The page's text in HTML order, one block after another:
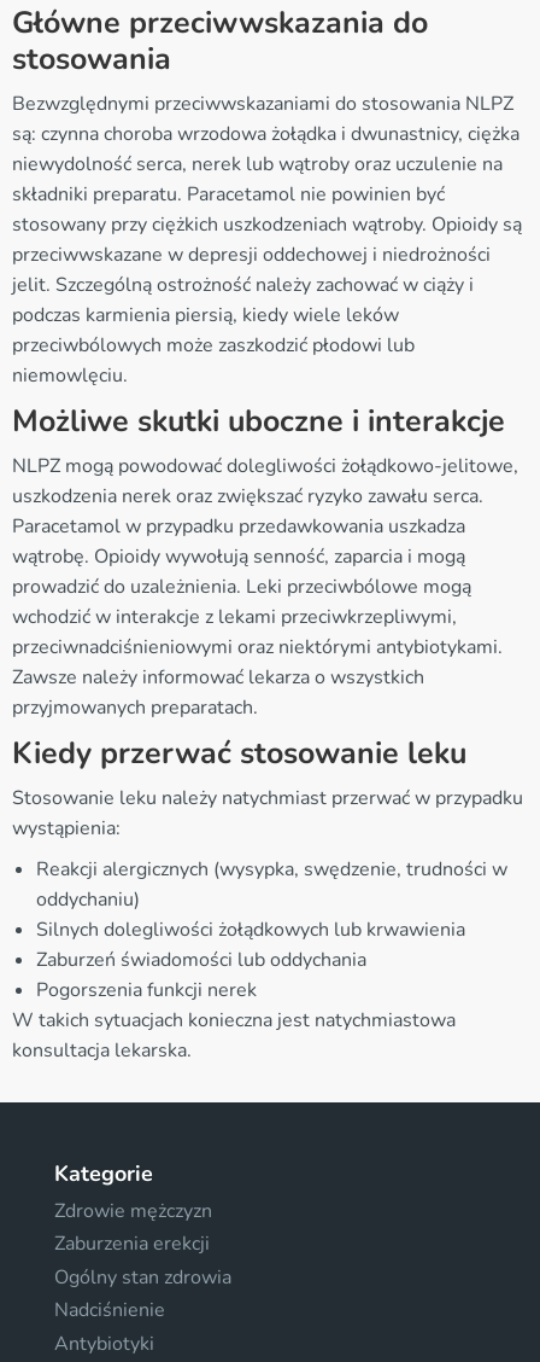
Główne przeciwwskazania do
stosowania
Bezwzględnymi przeciwwskazaniami do stosowania NLPZ
są: czynna choroba wrzodowa żołądka i dwunastnicy, ciężka
niewydolność serca, nerek lub wątroby oraz uczulenie na
składniki preparatu. Paracetamol nie powinien być
stosowany przy ciężkich uszkodzeniach wątroby. Opioidy są
przeciwwskazane w depresji oddechowej i niedrożności
jelit. Szczególną ostrożność należy zachować w ciąży i
podczas karmienia piersią, kiedy wiele leków
przeciwbólowych może zaszkodzić płodowi lub
niemowlęciu.
Możliwe skutki uboczne i interakcje
NLPZ mogą powodować dolegliwości żołądkowo-jelitowe,
uszkodzenia nerek oraz zwiększać ryzyko zawału serca.
Paracetamol w przypadku przedawkowania uszkadza
wątrobę. Opioidy wywołują senność, zaparcia i mogą
prowadzić do uzależnienia. Leki przeciwbólowe mogą
wchodzić w interakcje z lekami przeciwkrzepliwymi,
przeciwnadciśnieniowymi oraz niektórymi antybiotykami.
Zawsze należy informować lekarza o wszystkich
przyjmowanych preparatach.
Kiedy przerwać stosowanie leku
Stosowanie leku należy natychmiast przerwać w przypadku
wystąpienia:
Reakcji alergicznych (wysypka, swędzenie, trudności w
oddychaniu)
Silnych dolegliwości żołądkowych lub krwawienia
Zaburzeń świadomości lub oddychania
Pogorszenia funkcji nerek
W takich sytuacjach konieczna jest natychmiastowa
konsultacja lekarska.
Kategorie
Zdrowie mężczyzn
Zaburzenia erekcji
Ogólny stan zdrowia
Nadciśnienie
Antybiotyki